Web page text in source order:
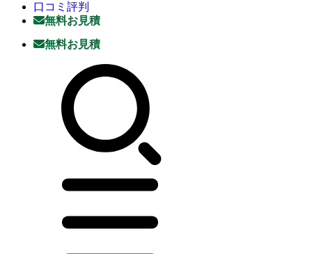
口コミ評判
無料お見積
無料お見積